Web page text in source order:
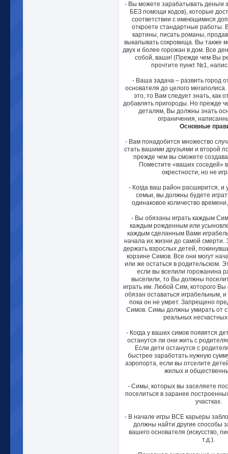
- Вы можете зарабатывать деньги
БЕЗ помощи кодов), которые
соответствии с имеющимися
откроете стандартные работы.
картины, писать романы,
выкапывать сокровища. Вы также
двух и более горожан в дом. Все
собой, ваши! (Прежде чем Вы
прочтите пункт №1,
- Ваша задача – развить город
основателя до целого
это, то Вам следует знать, как
добавлять пригороды. Но прежде
деталям, Вы должны знать
ограничения,
Основные
- Вам понадобится множество
стать вашими друзьями и второй
прежде чем вы сможете
Поместите «ваших соседей»
окрестности, но не
- Когда ваш район расширится, и
семьи, вы должны будете
одинаковое количество
- Вы обязаны играть каждым
каждым рожденным или
каждым сделанным Вами
начала их жизни до самой смерти.
держать взрослых детей,
корзине Симов. Все они могут
или же остаться в родительском.
если вы вселили горожанина
выселили, то Вы должны
играть им. Любой Сим, которого
обязан оставаться играбельным,
пока он не умрет. Запрещено
Симов. Симы должны умирать от
реальных несчастных
- Когда у ваших симов появятся
останутся ли они жить с
Если дети останутся с
быстрее заработать нужную
аэропорта, если вы отселите
жилых и
- Симы, которых вы заселяете
поселиться в заранее
участках.
- В начале игры ВСЕ карьеры
должны найти другие способы
вашего основателя (искусство,
т.д.).